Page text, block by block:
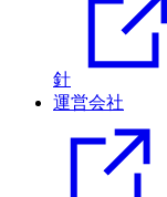
針
運営会社